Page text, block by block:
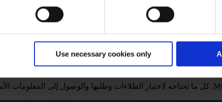
Use necessary cookies only
مضى